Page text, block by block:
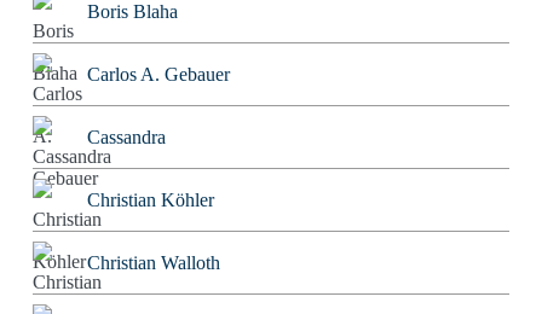
Boris Blaha
Carlos A. Gebauer
Cassandra
Christian Köhler
Christian Walloth